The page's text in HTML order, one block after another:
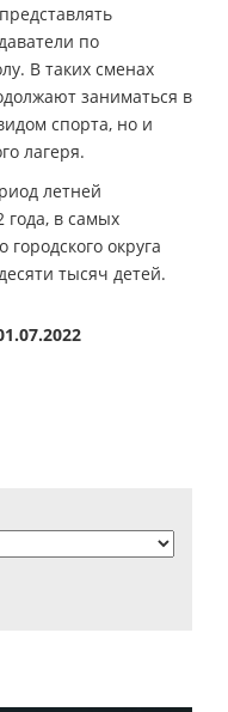
по
В таких сменах
заниматься в
спорта, но и
лагеря.
летней
года, в самых
округа
тысяч детей.